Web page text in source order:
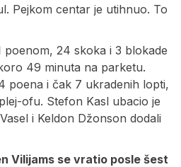
Pejkom centar je utihnuo. To
poenom, 24 skoka i 3 blokade
49 minuta na parketu.
poena i čak 7 ukradenih lopti,
ofu. Stefon Kasl ubacio je
i Keldon Džonson dodali
Vilijams se vratio posle šest